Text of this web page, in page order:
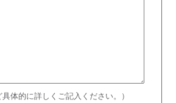
体的に詳しくご記入ください。）